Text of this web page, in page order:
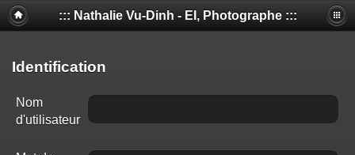
::: Nathalie Vu-Dinh - EI, Photographe :::
Identification
Nom
d'utilisateur